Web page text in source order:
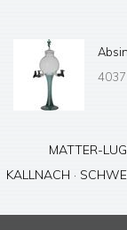
4037
MATTER-
KALLNACH ·